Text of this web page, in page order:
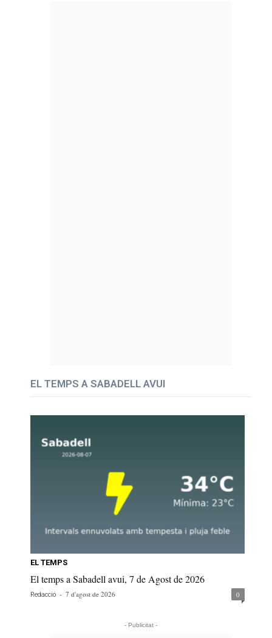
EL TEMPS A SABADELL AVUI
EL TEMPS
El temps a Sabadell avui, 7 de Agost de 2026
Redacció - 7 d'agost de 2026 0
- Publicitat -